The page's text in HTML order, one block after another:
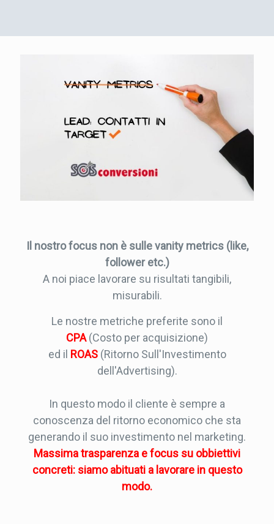
Il nostro focus non è sulle vanity metrics (like,
follower etc.)
A noi piace lavorare su risultati tangibili,
misurabili.
Le nostre metriche preferite sono il
CPA (Costo per acquisizione)
ed il ROAS(Ritorno Sull'Investimento
dell'Advertising).
In questo modo il cliente è sempre a
conoscenza del ritorno economico che sta
generando il suo investimento nel marketing.
Massima trasparenza e focus su obbiettivi
concreti: siamo abituati a lavorare in questo
modo.